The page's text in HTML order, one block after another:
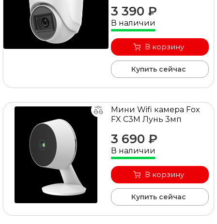
3 390 ₽
В наличии
В корзину
Купить сейчас
Мини Wifi камера Fox
FX C3M Лунь 3мп
3 690 ₽
В наличии
В корзину
Купить сейчас